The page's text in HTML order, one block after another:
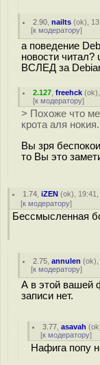
2.90 ,nailts (ok),
[к модератору]
а поведение
новости читал?
ВСЛЕД за
2.127 ,freehck (ok
[к модератору]
> Похоже что
крота аля нокия.
Вы зря
то Вы это
1.74 ,iZEN (ok),
[к модератору]
Бессмысленная
2.75 ,annulen (ok),
[к модератору]
А в этой вашей
записи нет.
3.77 ,asavah (ok
[к модератору]
Нафига попу